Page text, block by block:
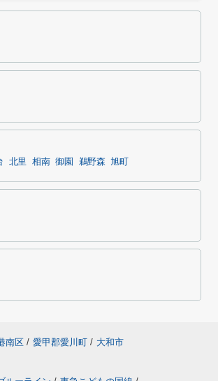
北里 相南 御園 鵜野森 旭町
南区 / 愛甲郡愛川町 / 大和市